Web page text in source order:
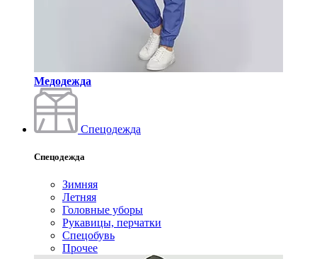
Медодежда
Спецодежда
Спецодежда
Зимняя
Летняя
Головные уборы
Рукавицы, перчатки
Спецобувь
Прочее